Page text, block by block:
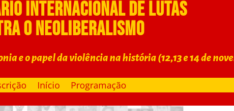
Internacional de lutas
o Neoliberalismo
e o papel da violência na história (12,13 e 14 de
Início Programação